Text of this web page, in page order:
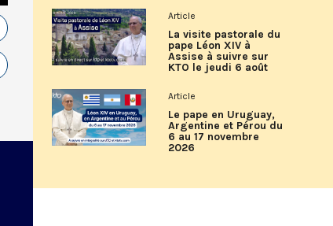
Article
La visite pastorale du
pape Léon XIV à
Assise à suivre sur
KTO le jeudi 6 août
Article
Le pape en Uruguay,
Argentine et Pérou du
6 au 17 novembre
2026